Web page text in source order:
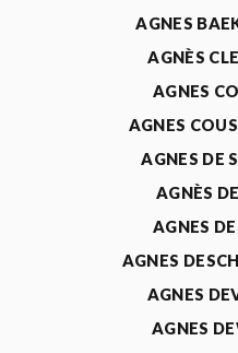
AGNES
AGNÈS
AGNES
AGNES
AGNES DE
AGNÈS
AGNES
AGNES
AGNES
AGNES